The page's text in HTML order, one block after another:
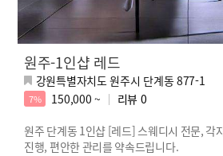
원주-1인샵 레드
강원특별자치도 원주시 단계동 877-1
7% 150,000 ~ 리뷰 0
원주 단계동 1인샵 [레드] 스웨디시 전문, 각
진행, 편안한 관리를 약속드립니다.